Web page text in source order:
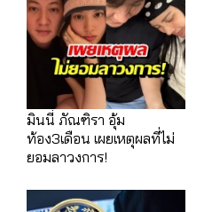
มินนี่ ภัณฑิรา อุ้ม
ท้อง3เดือน เผยเหตุผลที่ไม่
ยอมลาวงการ!